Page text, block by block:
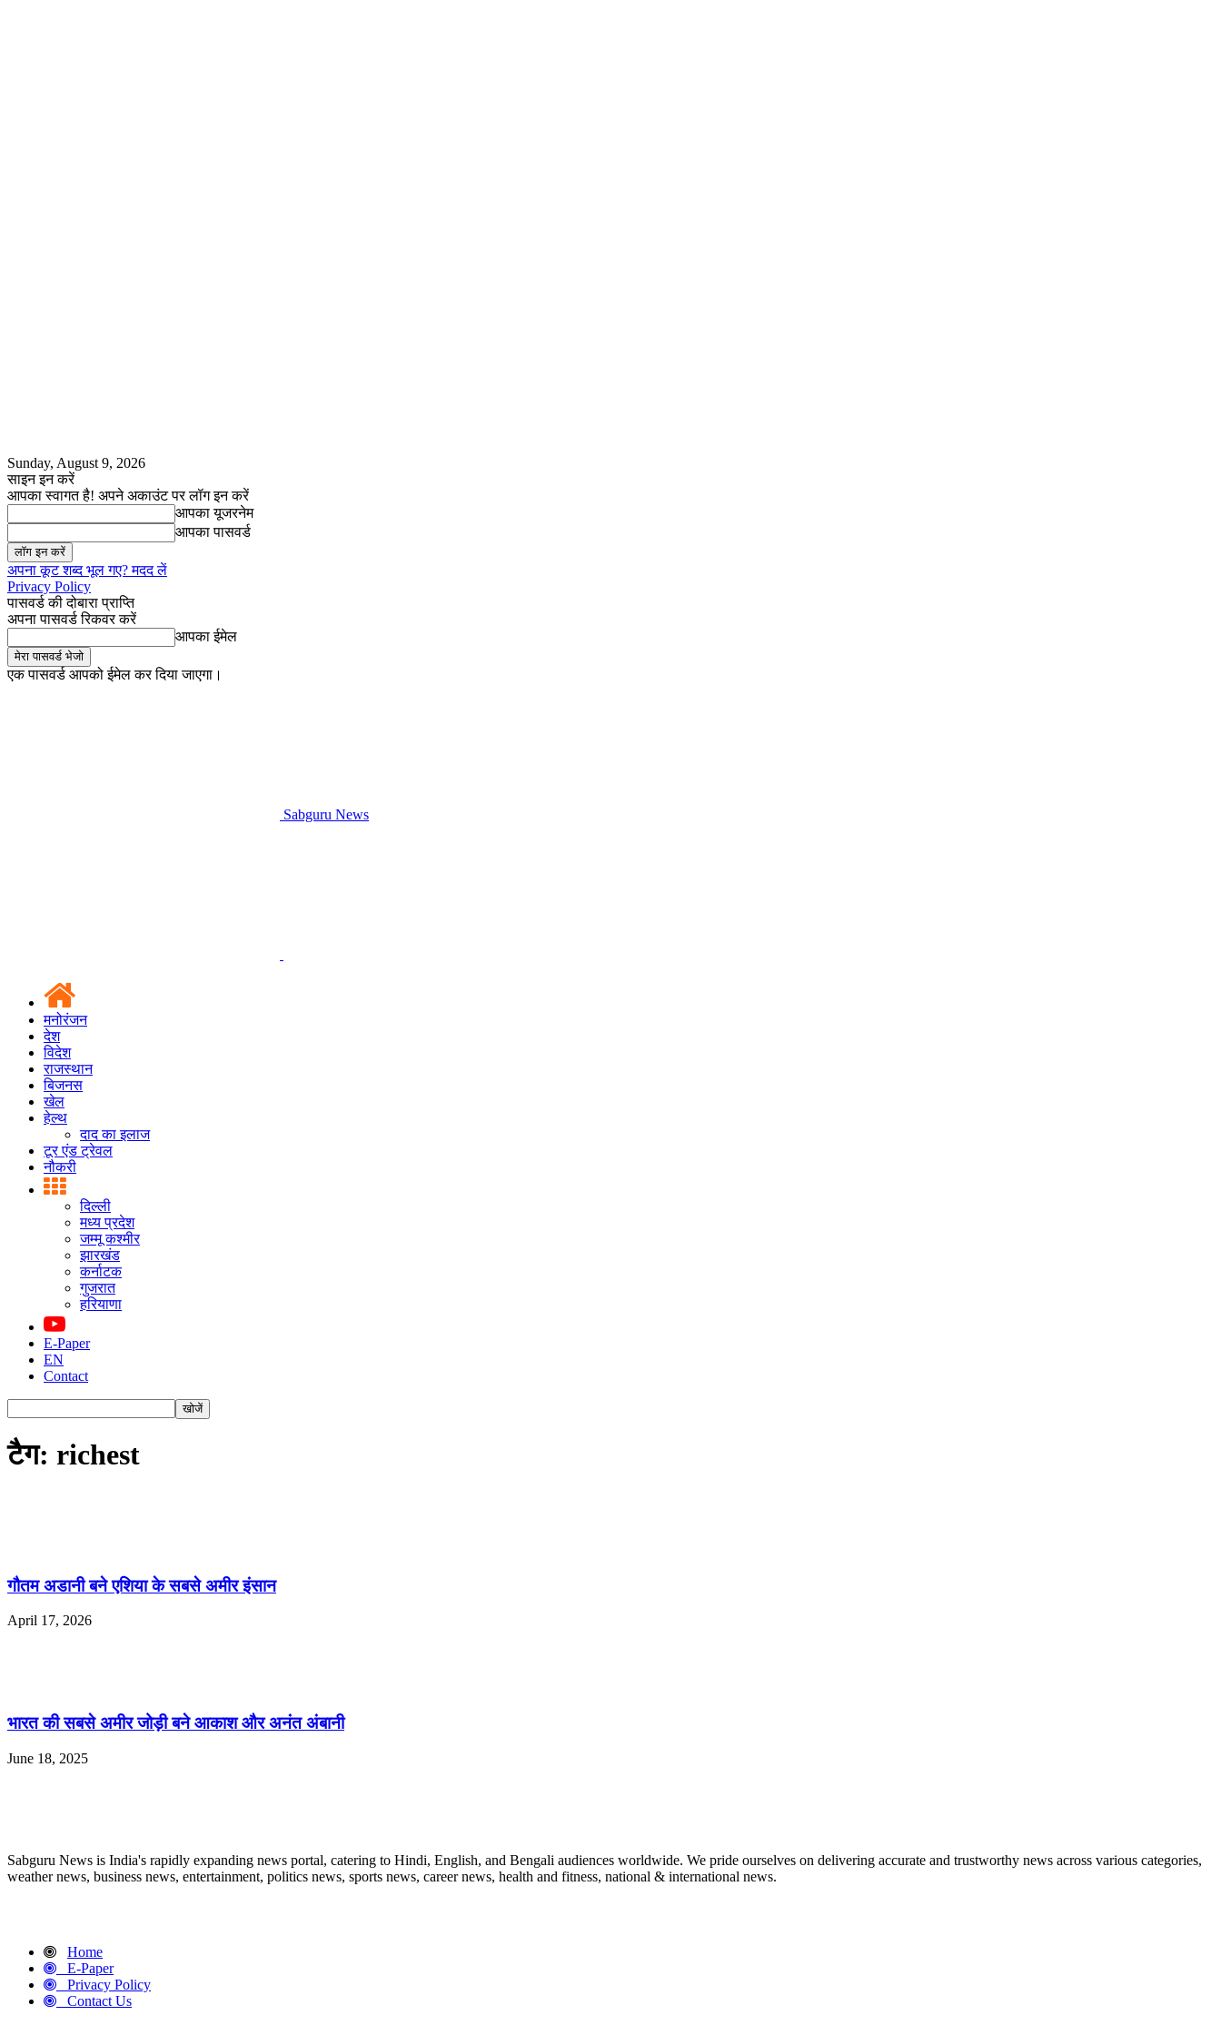
Sunday, August 9, 2026
साइन इन करें
आपका स्वागत है! अपने अकाउंट पर लॉग इन करें
आपका यूजरनेम
आपका पासवर्ड
अपना कूट शब्द भूल गए? मदद लें
Privacy Policy
पासवर्ड की दोबारा प्राप्ति
अपना पासवर्ड रिकवर करें
आपका ईमेल
एक पासवर्ड आपको ईमेल कर दिया जाएगा।
Sabguru News
मनोरंजन
देश
विदेश
राजस्थान
बिजनस
खेल
हेल्थ
दाद का इलाज
टूर एंड ट्रेवल
नौकरी
दिल्ली
मध्य प्रदेश
जम्मू कश्मीर
झारखंड
कर्नाटक
गुजरात
हरियाणा
E-Paper
EN
Contact
टैग: richest
गौतम अडानी बने एशिया के सबसे अमीर इंसान
April 17, 2026
भारत की सबसे अमीर जोड़ी बने आकाश और अनंत अंबानी
June 18, 2025
Sabguru News is India's rapidly expanding news portal, catering to Hindi, English, and Bengali audiences worldwide. We pride ourselves on delivering accurate and trustworthy news across various categories,
weather news, business news, entertainment, politics news, sports news, career news, health and fitness, national & international news.
Home
E-Paper
Privacy Policy
Contact Us